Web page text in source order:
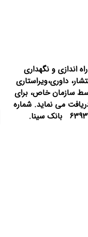
اندازی و نگهداری
داوری،ویراستاری
سازمان خاص، برای
می نماید. شماره
کارت 6393461041664588 بانک سینا.